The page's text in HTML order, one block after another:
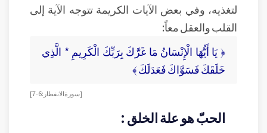
لتغذيه، وفي بعض الآيات الكريمة تتوجه الآية إلى
القلب والعقل معاً:
﴿ يَا أَيُّهَا الْإِنْسَانُ مَا غَرَّكَ بِرَبِّكَ الْكَرِيمِ * الَّذِي
خَلَقَكَ فَسَوَّاكَ فَعَدَلَكَ ﴾
[ سورة الانفطار: 6-7]
الحبّ هو علة الخلق :